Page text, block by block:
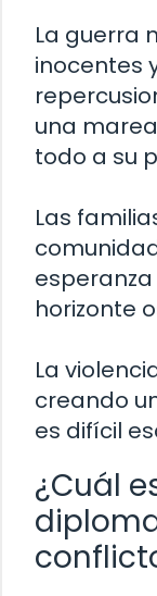
La guerra
inocentes
una
todo a su
Las
horizonte
La
creando
es difícil
¿Cuál